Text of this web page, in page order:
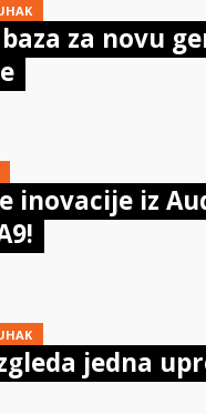
baza za novu
inovacije iz
jedna